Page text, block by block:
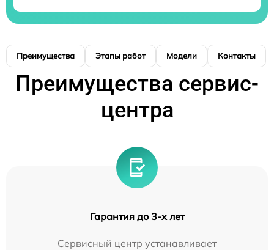
Преимущества Этапы работ Модели Контакты
Преимущества сервис-
центра
Гарантия до 3-х лет
Сервисный центр устанавливает